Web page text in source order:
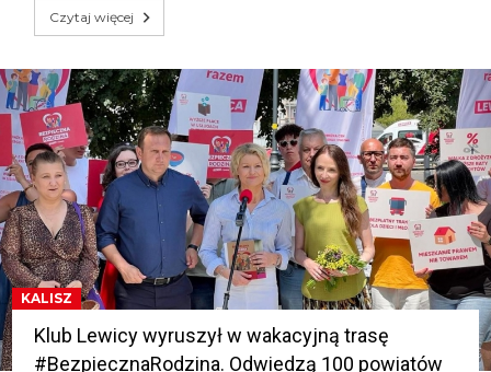
Czytaj więcej
KALISZ
Klub Lewicy wyruszył w wakacyjną trasę
#BezpiecznaRodzina. Odwiedzą 100 powiatów